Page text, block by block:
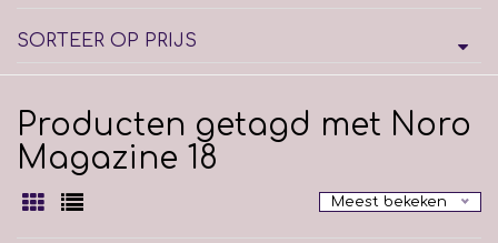
SORTEER OP PRIJS
Producten getagd met Noro
Magazine 18
Meest bekeken